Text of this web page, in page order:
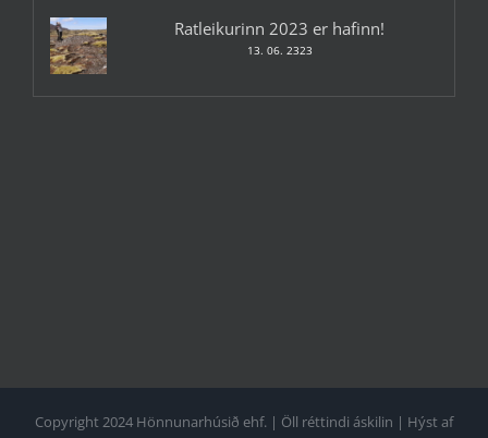
Ratleikurinn 2023 er hafinn!
13. 06. 2323
Copyright 2024 Hönnunarhúsið ehf. | Öll réttindi áskilin | Hýst af